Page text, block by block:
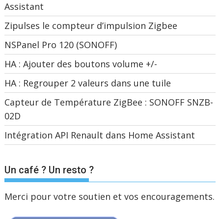
Assistant
Zipulses le compteur d’impulsion Zigbee
NSPanel Pro 120 (SONOFF)
HA : Ajouter des boutons volume +/-
HA : Regrouper 2 valeurs dans une tuile
Capteur de Température ZigBee : SONOFF SNZB-
02D
Intégration API Renault dans Home Assistant
Un café ? Un resto ?
Merci pour votre soutien et vos encouragements.